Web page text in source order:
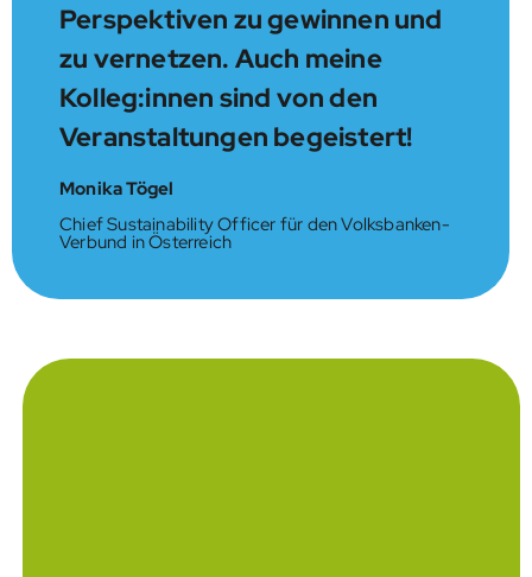
Perspektiven zu gewinnen und
zu vernetzen. Auch meine
Kolleg:innen sind von den
Veranstaltungen begeistert!
Monika Tögel
Chief Sustainability Officer für den Volksbanken-
Verbund in Österreich